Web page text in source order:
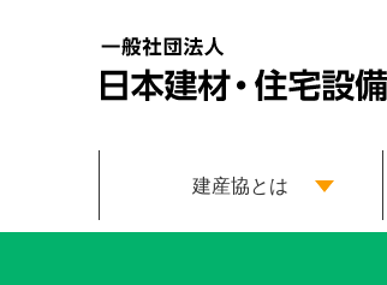
建産協とは